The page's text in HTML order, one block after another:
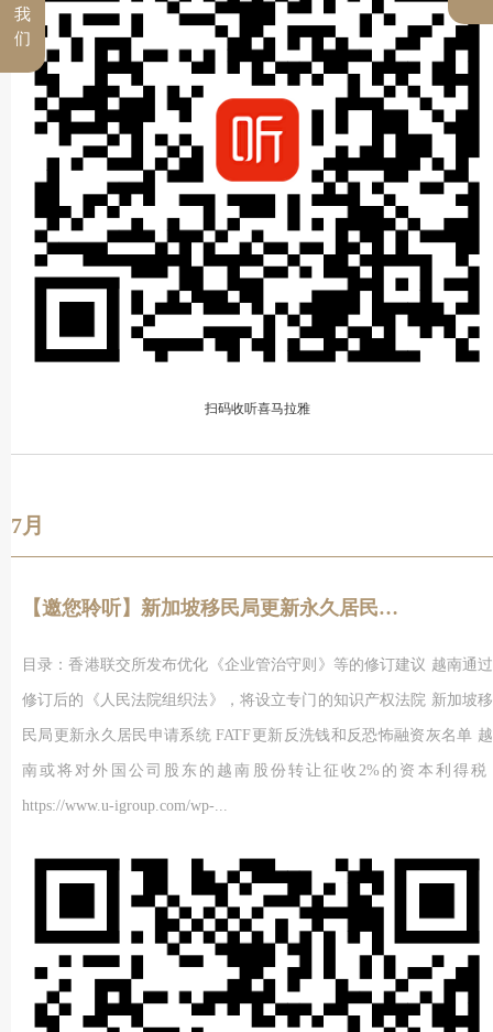
扫码收听喜马拉雅
7月
【邀您聆听】新加坡移民局更新永久居民申请系统
目录：香港联交所发布优化《企业管治守则》等的修订建议 越南通过
修订后的《人民法院组织法》，将设立专门的知识产权法院 新加坡移
民局更新永久居民申请系统 FATF更新反洗钱和反恐怖融资灰名单 越
南或将对外国公司股东的越南股份转让征收2%的资本利得税
https://www.u-igroup.com/wp-...
我
们